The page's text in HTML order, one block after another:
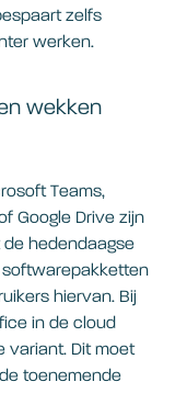
zelfs
werken.
wekken
Teams,
Google Drive zijn
hedendaagse
softwarepakketten
hiervan. Bij
in de cloud
variant. Dit moet
toenemende